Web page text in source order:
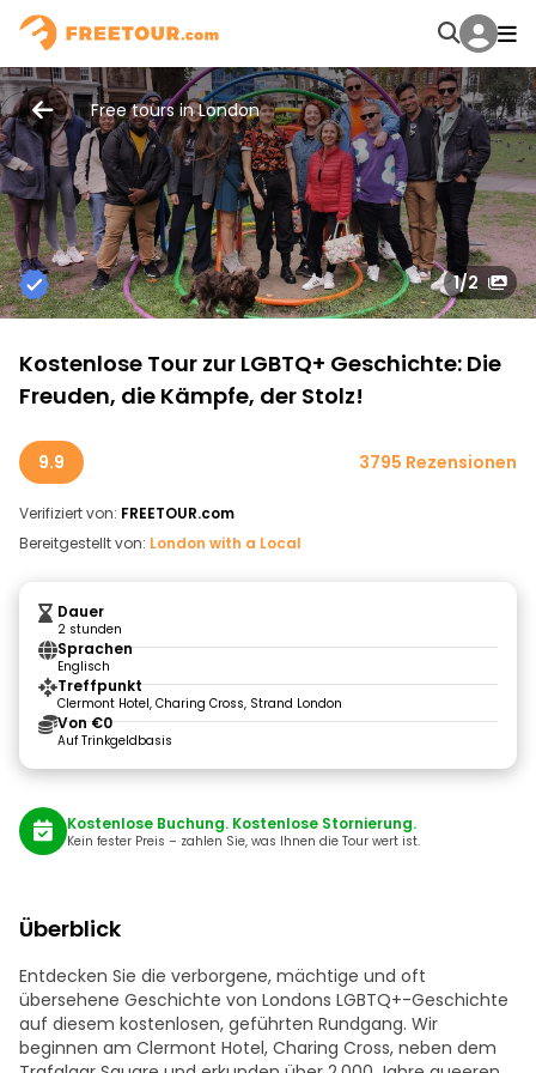
Free tours in London
1/2
Kostenlose Tour zur LGBTQ+ Geschichte: Die
Freuden, die Kämpfe, der Stolz!
9.9 3795 Rezensionen
Verifiziert von: FREETOUR.com
Bereitgestellt von: London with a Local
Dauer
2 stunden
Sprachen
Englisch
Treffpunkt
Clermont Hotel, Charing Cross, Strand London
Von €0
Auf Trinkgeldbasis
Kostenlose Buchung. Kostenlose Stornierung.
Kein fester Preis – zahlen Sie, was Ihnen die Tour wert ist.
Überblick
Entdecken Sie die verborgene, mächtige und oft
übersehene Geschichte von Londons LGBTQ+-Geschichte
auf diesem kostenlosen, geführten Rundgang. Wir
beginnen am Clermont Hotel, Charing Cross, neben dem